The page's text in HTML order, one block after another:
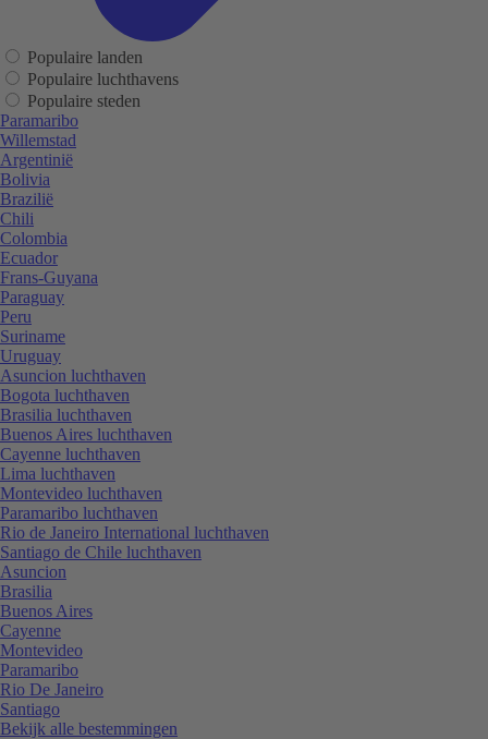
Populaire landen
Populaire luchthavens
Populaire steden
Paramaribo
Willemstad
Argentinië
Bolivia
Brazilië
Chili
Colombia
Ecuador
Frans-Guyana
Paraguay
Peru
Suriname
Uruguay
Asuncion luchthaven
Bogota luchthaven
Brasilia luchthaven
Buenos Aires luchthaven
Cayenne luchthaven
Lima luchthaven
Montevideo luchthaven
Paramaribo luchthaven
Rio de Janeiro International luchthaven
Santiago de Chile luchthaven
Asuncion
Brasilia
Buenos Aires
Cayenne
Montevideo
Paramaribo
Rio De Janeiro
Santiago
Bekijk alle bestemmingen